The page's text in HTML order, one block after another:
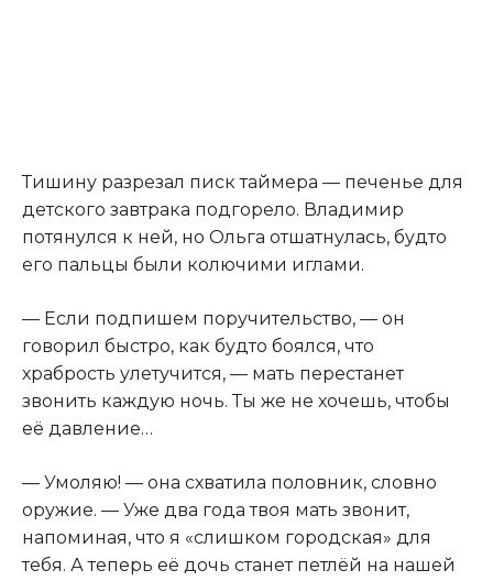
Тишину разрезал писк таймера — печенье для
детского завтрака подгорело. Владимир
потянулся к ней, но Ольга отшатнулась, будто
его пальцы были колючими иглами.
— Если подпишем поручительство, — он
говорил быстро, как будто боялся, что
храбрость улетучится, — мать перестанет
звонить каждую ночь. Ты же не хочешь, чтобы
её давление…
— Умоляю! — она схватила половник, словно
оружие. — Уже два года твоя мать звонит,
напоминая, что я «слишком городская» для
тебя. А теперь её дочь станет петлёй на нашей